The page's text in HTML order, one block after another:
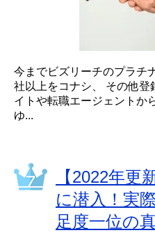
今までビズリーチのプラチ
社以上をコナシ、 その他
イトや転職エージェントか
ゆ...
【2022年更
に潜入！実
足度一位の